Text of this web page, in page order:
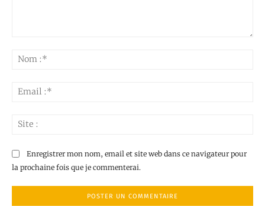
Enregistrer mon nom, email et site web dans ce navigateur pour
la prochaine fois que je commenterai.